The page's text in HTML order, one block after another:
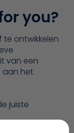
you?
te ontwikkelen
van een
aan het
juiste